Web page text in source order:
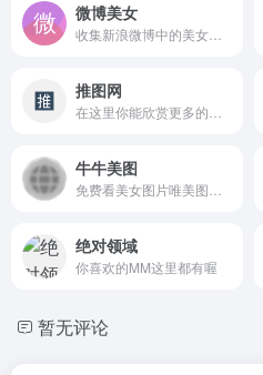
微博美女
推图网
牛牛美图
绝对领域
你喜欢的MM这里都有喔
暂无评论